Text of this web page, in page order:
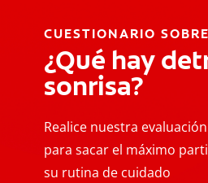
CUESTIONARIO
¿Qué hay
sonrisa?
Realice nuestra evaluación
para sacar el máximo
su rutina de cuidado